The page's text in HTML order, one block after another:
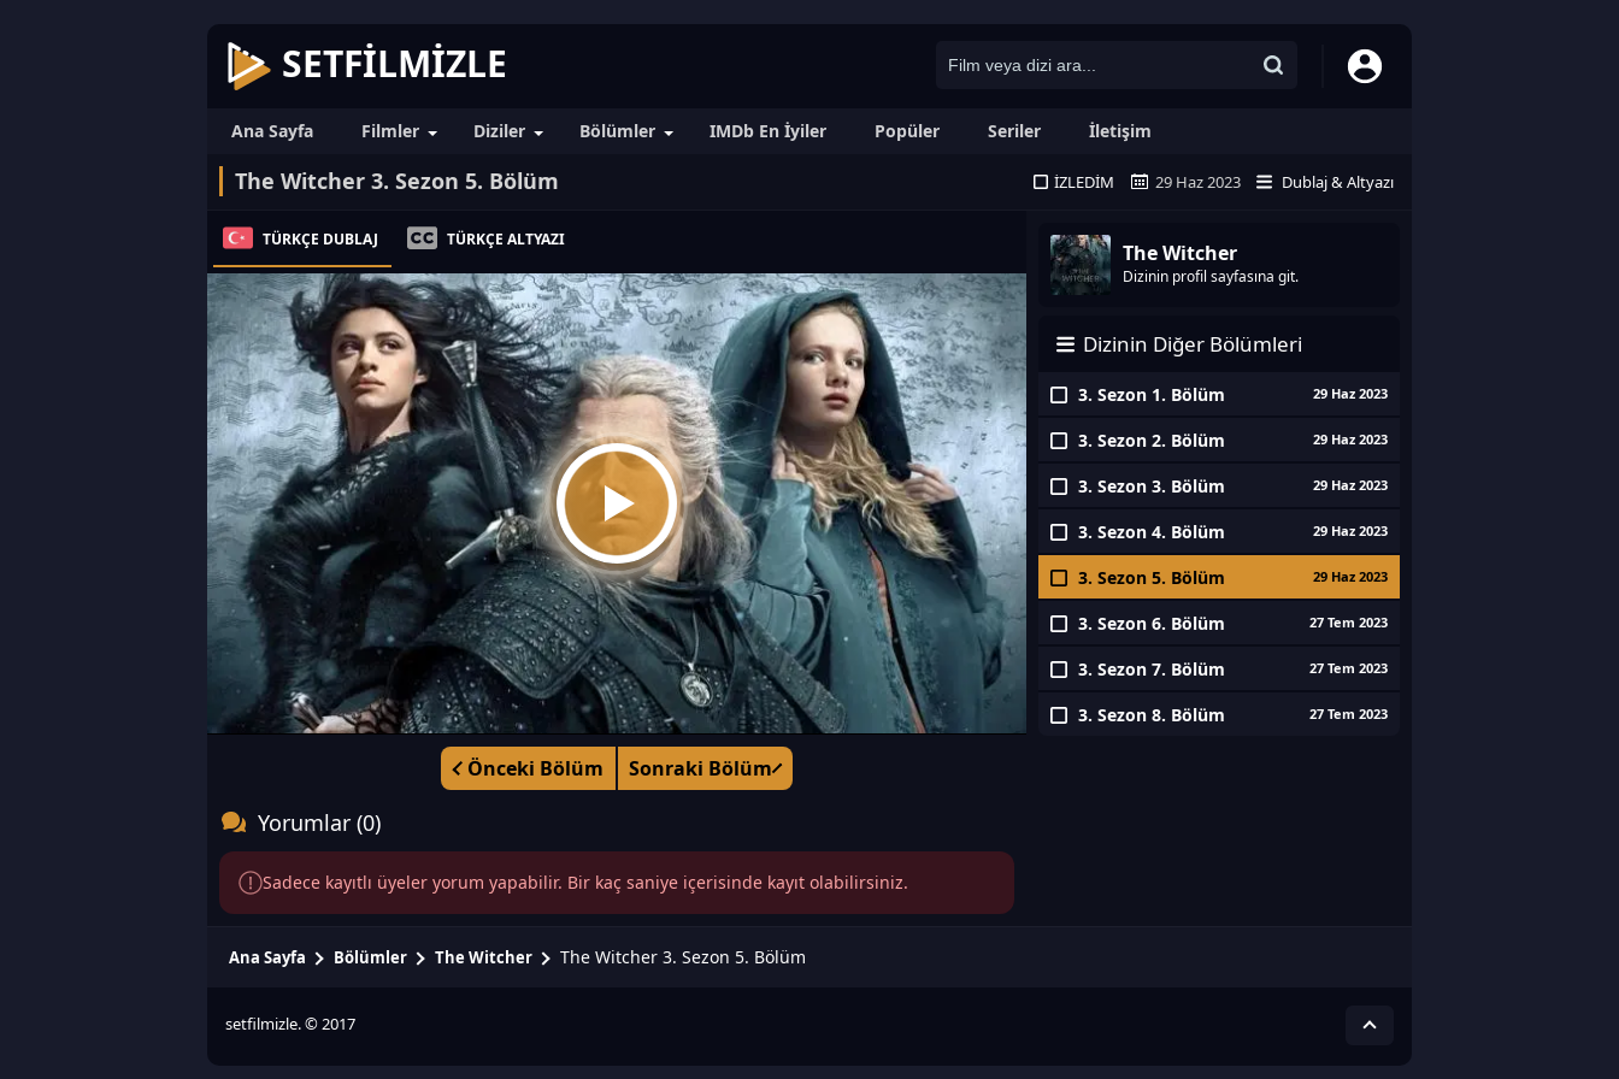
SETFILMIZLE
Ana Sayfa Filmler Diziler Bölümler IMDb En İyiler Popüler Seriler İletişim
The Witcher 3. Sezon 5. Bölüm İZLEDIM 29 Haz 2023 Dublaj & Altyazı
TÜRKÇE DUBLAJ TÜRKÇE ALTYAZI
Önceki Bölüm Sonraki Bölüm
The Witcher
Dizinin profil sayfasına git.
Dizinin Diğer Bölümleri
3. Sezon 1. Bölüm 29 Haz 2023
3. Sezon 2. Bölüm 29 Haz 2023
3. Sezon 3. Bölüm 29 Haz 2023
3. Sezon 4. Bölüm 29 Haz 2023
3. Sezon 5. Bölüm 29 Haz 2023
3. Sezon 6. Bölüm 27 Tem 2023
3. Sezon 7. Bölüm 27 Tem 2023
3. Sezon 8. Bölüm 27 Tem 2023
Yorumlar (0)
Sadece kayıtlı üyeler yorum yapabilir. Bir kaç saniye içerisinde kayıt olabilirsiniz.
Ana Sayfa Bölümler The Witcher The Witcher 3. Sezon 5. Bölüm
setfilmizle. © 2017